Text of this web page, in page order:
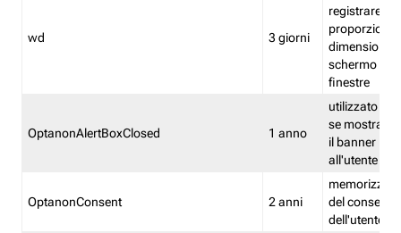
wd 3 giorni
registrare le
proporzioni
dimensioni
schermo e
finestre
OptanonAlertBoxClosed 1 anno
utilizzato per
se mostrare
il banner
all'utente
OptanonConsent 2 anni
memorizza
del
dell'utente